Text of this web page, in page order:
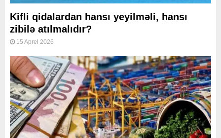
Kifli qidalardan hansı yeyilməli, hansı
zibilə atılmalıdır?
15 Aprel 2026